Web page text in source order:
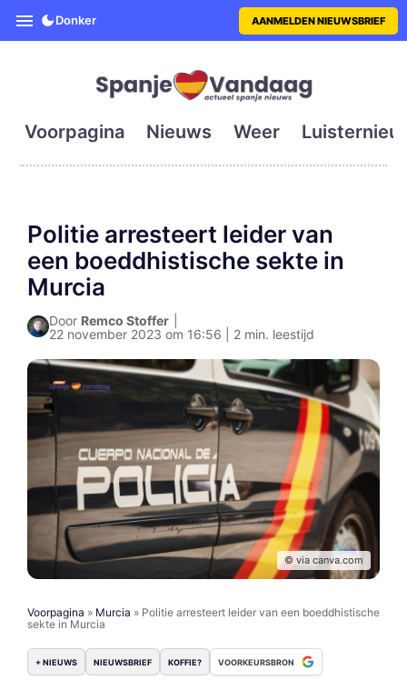
SpanjeVandaag is de eerste
Donker AANMELDEN NIEUWSBRIEF
Voorpagina Nieuws Weer
Politie arresteert leider van
een boeddhistische sekte in
Murcia
Door Remco Stoffer
22 november 2023 om 16:56 | 2 min. leestijd
© via canva.com
Voorpagina » Murcia » Politie arresteert leider van een boeddhistische
sekte in Murcia
+ NIEUWS NIEUWSBRIEF KOFFIE? VOORKEURSBRON